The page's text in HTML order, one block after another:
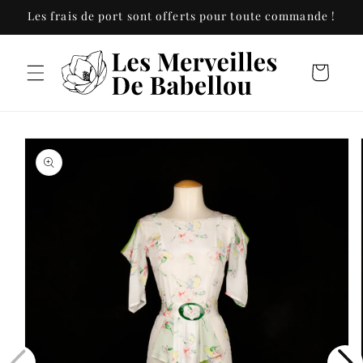
passer
au
Les frais de port sont offerts pour toute commande !
Panier
Passer aux
informations
produits